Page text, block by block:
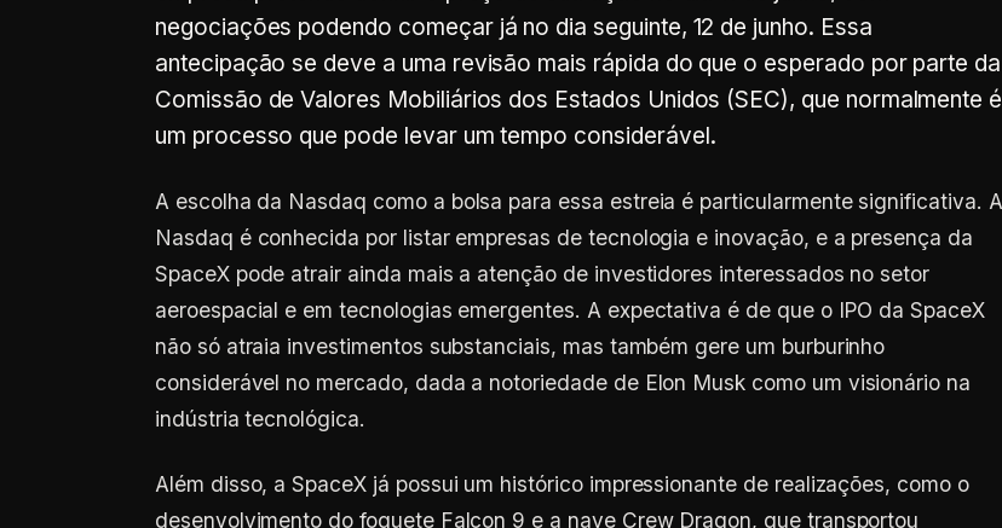
negociações podendo começar já no dia seguinte, 12 de junho. Essa
antecipação se deve a uma revisão mais rápida do que o esperado por parte da
Comissão de Valores Mobiliários dos Estados Unidos (SEC), que normalmente é
um processo que pode levar um tempo considerável.
A escolha da Nasdaq como a bolsa para essa estreia é particularmente significativa. A
Nasdaq é conhecida por listar empresas de tecnologia e inovação, e a presença da
SpaceX pode atrair ainda mais a atenção de investidores interessados no setor
aeroespacial e em tecnologias emergentes. A expectativa é de que o IPO da SpaceX
não só atraia investimentos substanciais, mas também gere um burburinho
considerável no mercado, dada a notoriedade de Elon Musk como um visionário na
indústria tecnológica.
Além disso, a SpaceX já possui um histórico impressionante de realizações, como o
desenvolvimento do foguete Falcon 9 e a nave Crew Dragon, que transportou